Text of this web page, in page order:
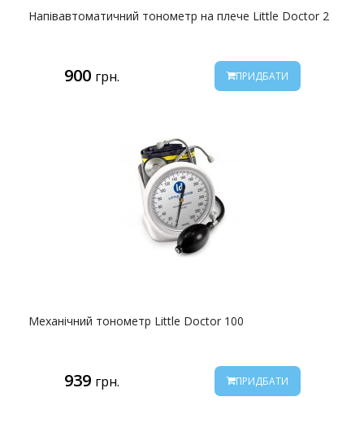
Напівавтоматичний тонометр на плече Little Doctor 2
900 грн. ПРИДБАТИ
Механічний тонометр Little Doctor 100
939 грн. ПРИДБАТИ